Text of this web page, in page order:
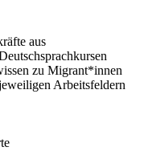
aus
zu Migrant*innen
Arbeitsfeldern